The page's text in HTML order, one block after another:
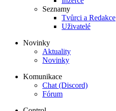
Seznamy
Tvůrci a Redakce
Uživatelé
Novinky
Aktuality
Novinky
Komunikace
Chat (Discord)
Fórum